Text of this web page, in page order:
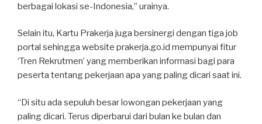
berbagai lokasi se-Indonesia,” urainya.
Selain itu, Kartu Prakerja juga bersinergi dengan tiga job
portal sehingga website prakerja.go.id mempunyai fitur
‘Tren Rekrutmen’ yang memberikan informasi bagi para
peserta tentang pekerjaan apa yang paling dicari saat ini.
“Di situ ada sepuluh besar lowongan pekerjaan yang
paling dicari. Terus diperbarui dari bulan ke bulan dan